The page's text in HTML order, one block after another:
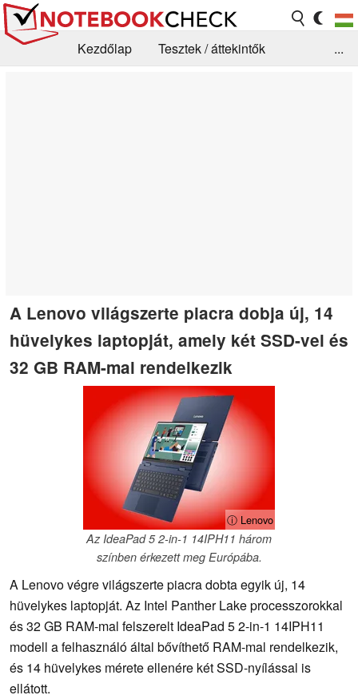
Kezdőlap
Tesztek / áttekintők
...
A Lenovo világszerte piacra dobja új, 14
hüvelykes laptopját, amely két SSD-vel és
32 GB RAM-mal rendelkezik
ⓘ Lenovo
Az IdeaPad 5 2-in-1 14IPH11 három
színben érkezett meg Európába.
A Lenovo végre világszerte piacra dobta egyik új, 14
hüvelykes laptopját. Az Intel Panther Lake processzorokkal
és 32 GB RAM-mal felszerelt IdeaPad 5 2-in-1 14IPH11
modell a felhasználó által bővíthető RAM-mal rendelkezik,
és 14 hüvelykes mérete ellenére két SSD-nyílással is
ellátott.